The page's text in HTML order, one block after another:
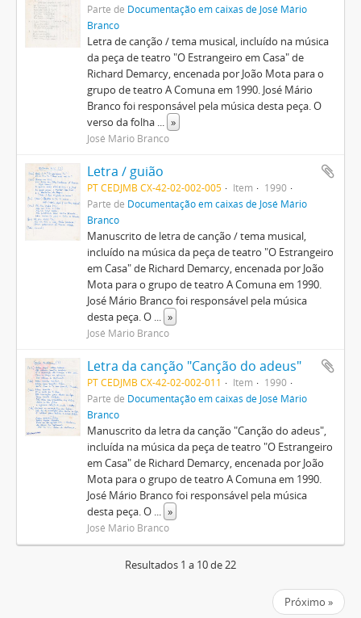
Parte de Documentação em caixas de José Mário
Branco
Letra de canção / tema musical, incluído na música
da peça de teatro "O Estrangeiro em Casa" de
Richard Demarcy, encenada por João Mota para o
grupo de teatro A Comuna em 1990. José Mário
Branco foi responsável pela música desta peça. O
verso da folha ... »
José Mário Branco
Letra / guião
PT CEDJMB CX-42-02-002-005 Item
1990
Parte de Documentação em caixas de José Mário
Branco
Manuscrito de letra de canção / tema musical,
incluído na música da peça de teatro "O Estrangeiro
em Casa" de Richard Demarcy, encenada por João
Mota para o grupo de teatro A Comuna em 1990.
José Mário Branco foi responsável pela música
desta peça. O ... »
José Mário Branco
Letra da canção "Canção do adeus"
PT CEDJMB CX-42-02-002-011 Item
1990
Parte de Documentação em caixas de José Mário
Branco
Manuscrito da letra da canção "Canção do adeus",
incluída na música da peça de teatro "O Estrangeiro
em Casa" de Richard Demarcy, encenada por João
Mota para o grupo de teatro A Comuna em 1990.
José Mário Branco foi responsável pela música
desta peça. O ... »
José Mário Branco
Resultados 1 a 10 de 22
Próximo »